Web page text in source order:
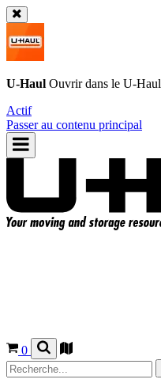
U-Haul Ouvrir dans le U-Haul
Actif
Passer au contenu principal
0